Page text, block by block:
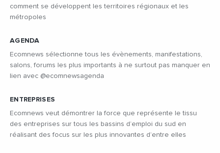
comment se développent les territoires régionaux et les
métropoles
AGENDA
Ecomnews sélectionne tous les évènements, manifestations,
salons, forums les plus importants à ne surtout pas manquer en
lien avec @ecomnewsagenda
ENTREPRISES
Ecomnews veut démontrer la force que représente le tissu
des entreprises sur tous les bassins d’emploi du sud en
réalisant des focus sur les plus innovantes d’entre elles